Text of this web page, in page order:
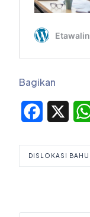
Bagikan
Facebook
DISLOKASI BAHU